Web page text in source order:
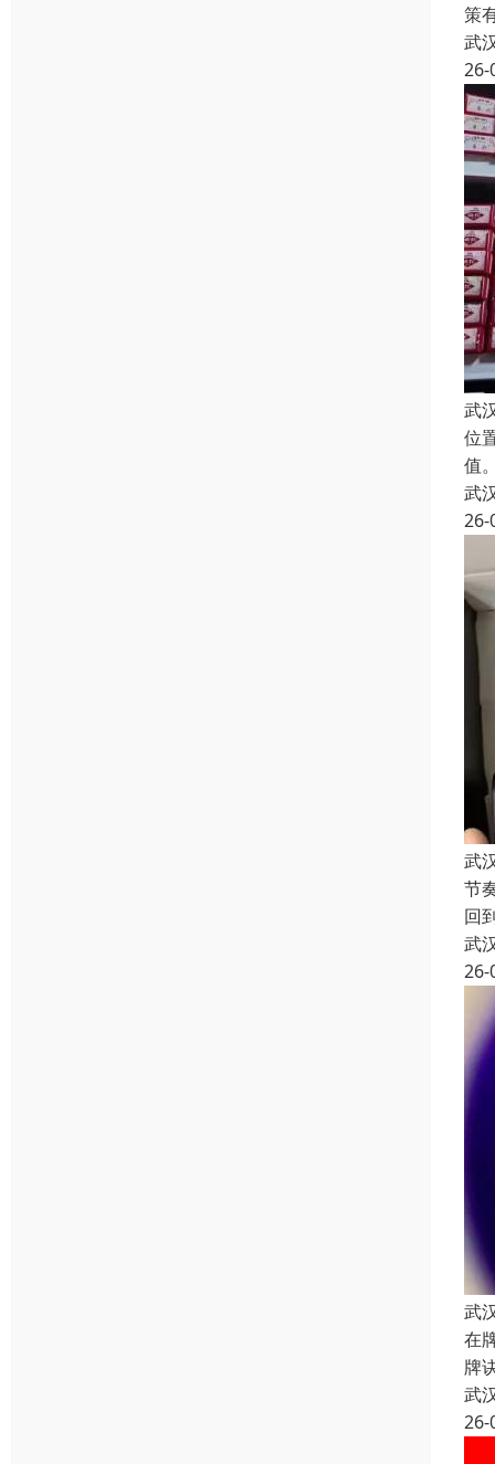
策
武
26-
武
位
值
武
26-
武
节
回
武
26-
武
在
牌
武
26-